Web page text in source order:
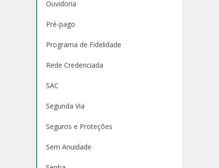
Ouvidoria
Pré-pago
Programa de Fidelidade
Rede Credenciada
SAC
Segunda Via
Seguros e Proteções
Sem Anuidade